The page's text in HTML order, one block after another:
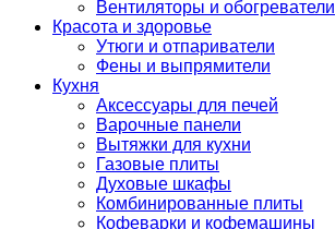
Вентиляторы и обогреватели
Красота и здоровье
Утюги и отпариватели
Фены и выпрямители
Кухня
Аксессуары для печей
Варочные панели
Вытяжки для кухни
Газовые плиты
Духовые шкафы
Комбинированные плиты
Кофеварки и кофемашины